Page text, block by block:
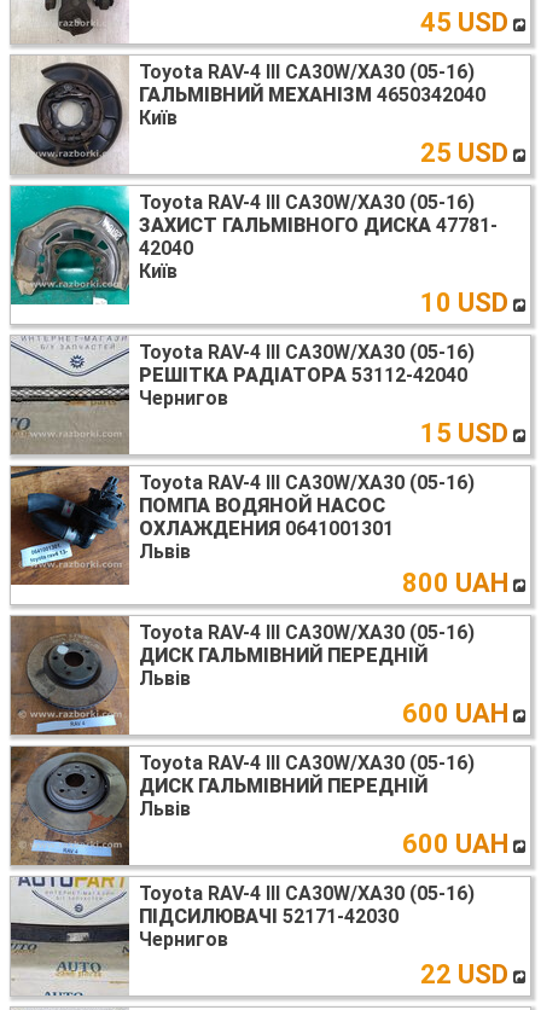
45 USD
Toyota RAV-4 III CA30W/XA30 (05-16)
ГАЛЬМІВНИЙ МЕХАНІЗМ 4650342040
Київ
25 USD
Toyota RAV-4 III CA30W/XA30 (05-16)
ЗАХИСТ ГАЛЬМІВНОГО ДИСКА 47781-
42040
Київ
10 USD
Toyota RAV-4 III CA30W/XA30 (05-16)
РЕШІТКА РАДІАТОРА 53112-42040
Чернигов
15 USD
Toyota RAV-4 III CA30W/XA30 (05-16)
ПОМПА ВОДЯНОЙ НАСОС
ОХЛАЖДЕНИЯ 0641001301
Львів
800 UAH
Toyota RAV-4 III CA30W/XA30 (05-16)
ДИСК ГАЛЬМІВНИЙ ПЕРЕДНІЙ
Львів
600 UAH
Toyota RAV-4 III CA30W/XA30 (05-16)
ДИСК ГАЛЬМІВНИЙ ПЕРЕДНІЙ
Львів
600 UAH
Toyota RAV-4 III CA30W/XA30 (05-16)
ПІДСИЛЮВАЧІ 52171-42030
Чернигов
22 USD